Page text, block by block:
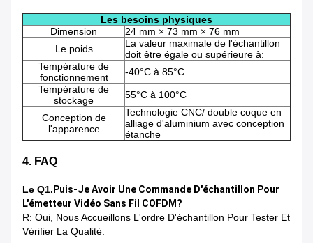
Les besoins physiques
Dimension
24 mm × 73 mm × 76 mm
Le poids
La valeur maximale de l'échantillon
doit être égale ou supérieure à:
Température de
fonctionnement
-40°C à 85°C
Température de
stockage
55°C à 100°C
Conception de
l'apparence
Technologie CNC/ double coque en
alliage d'aluminium avec conception
étanche
4. FAQ
Le Q1. Puis-Je Avoir Une Commande D'échantillon Pour
L'émetteur Vidéo Sans Fil COFDM?
R: Oui, Nous Accueillons L'ordre D'échantillon Pour Tester Et
Vérifier La Qualité.